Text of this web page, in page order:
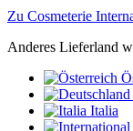
Zu Cosmeterie
Anderes Lieferland
Italia